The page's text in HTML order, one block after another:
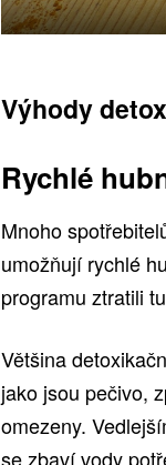
Výhody
Rychlé
Mnoho
umožňují rychlé
programu ztratili
Většina
jako jsou pečivo,
omezeny.
se zbaví vody